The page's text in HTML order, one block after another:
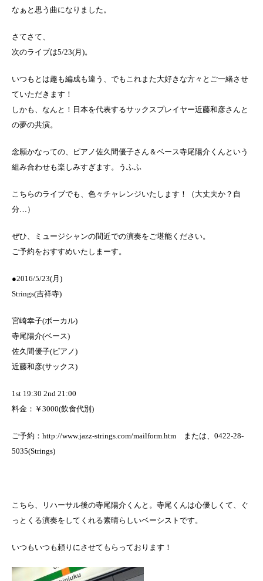
なぁと思う曲になりました。
さてさて、
次のライブは5/23(月)。
いつもとは趣も編成も違う、でもこれまた大好きな方々とご一緒させ
ていただきます！
しかも、なんと！日本を代表するサックスプレイヤー近藤和彦さんと
の夢の共演。
念願かなっての、ピアノ佐久間優子さん＆ベース寺尾陽介くんという
組み合わせも楽しみすぎます。うふふ
こちらのライブでも、色々チャレンジいたします！（大丈夫か？自
分…）
ぜひ、ミュージシャンの間近での演奏をご堪能ください。
ご予約をおすすめいたしまーす。
●2016/5/23(月)
Strings(吉祥寺)
宮崎幸子(ボーカル)
寺尾陽介(ベース)
佐久間優子(ピアノ)
近藤和彦(サックス)
1st 19:30 2nd 21:00
料金：￥3000(飲食代別)
ご予約：http://www.jazz-strings.com/mailform.htm または、0422-28-
5035(Strings)
こちら、リハーサル後の寺尾陽介くんと。寺尾くんは心優しくて、ぐ
っとくる演奏をしてくれる素晴らしいベーシストです。
いつもいつも頼りにさせてもらっております！